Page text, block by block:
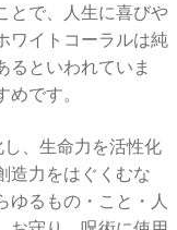
とで、人生に喜びや
ワイトコーラルは純
るといわれていま
です。
、生命力を活性化
造力をはぐくむな
ゆるもの・こと・人